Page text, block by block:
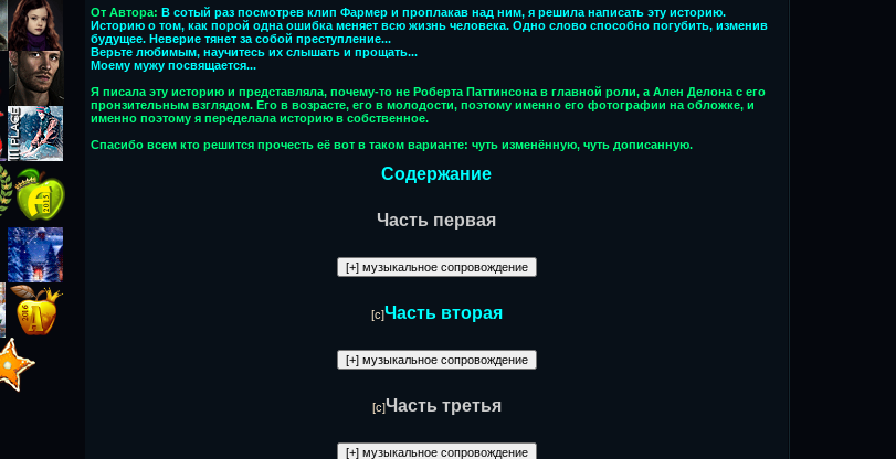
От Автора: В сотый раз посмотрев клип Фармер и проплакав над ним, я решила написать эту историю.
Историю о том, как порой одна ошибка меняет всю жизнь человека. Одно слово способно погубить, изменив
будущее. Неверие тянет за собой преступление...
Верьте любимым, научитесь их слышать и прощать...
Моему мужу посвящается...
Я писала эту историю и представляла, почему-то не Роберта Паттинсона в главной роли, а Ален Делона с его
пронзительным взглядом. Его в возрасте, его в молодости, поэтому именно его фотографии на обложке, и
именно поэтому я переделала историю в собственное.
Спасибо всем кто решится прочесть её вот в таком варианте: чуть изменённую, чуть дописанную.
Содержание
Часть первая
[c]Часть вторая
[c]Часть третья